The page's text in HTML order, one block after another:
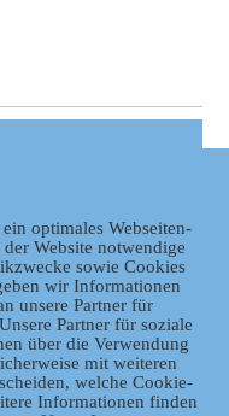
optimales Webseiten-
Website notwendige
sowie Cookies
wir Informationen
unsere Partner für
Partner für soziale
über die Verwendung
mit weiteren
welche Cookie-
Informationen finden